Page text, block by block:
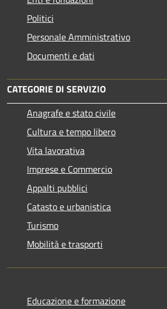
Politici
Personale Amministrativo
Documenti e dati
CATEGORIE DI SERVIZIO
Anagrafe e stato civile
Cultura e tempo libero
Vita lavorativa
Imprese e Commercio
Appalti pubblici
Catasto e urbanistica
Turismo
Mobilità e trasporti
Educazione e formazione